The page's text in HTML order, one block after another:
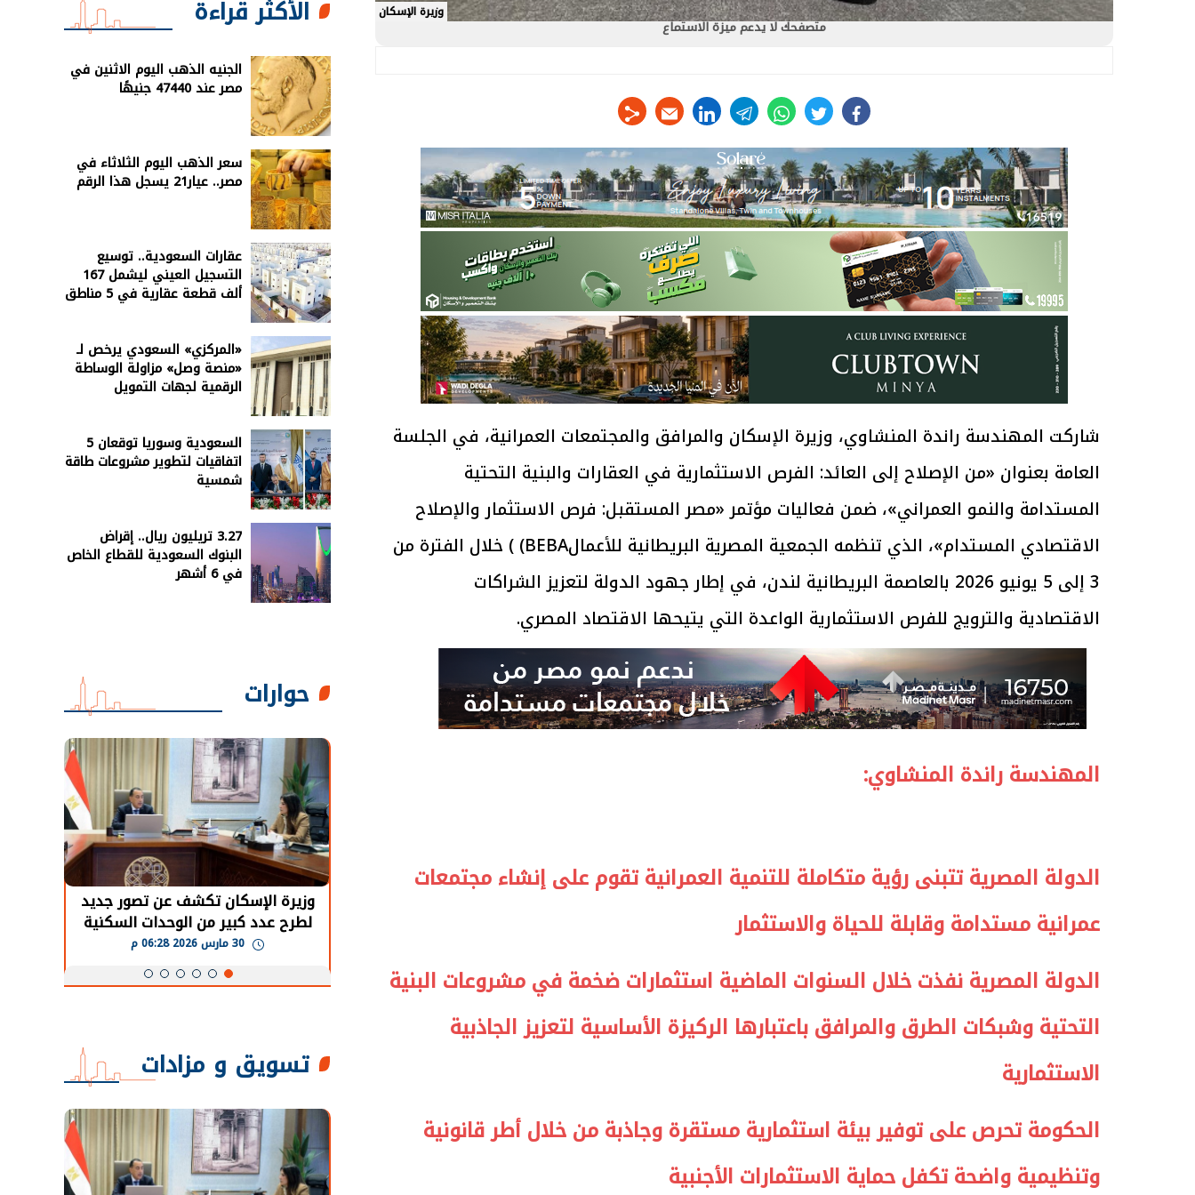
وزيرة الإسكان
متصفحك لا يدعم ميزة الاستماع
facebook
twitter
whats
telegram
linkedin
شاركت المهندسة راندة المنشاوي، وزيرة الإسكان والمرافق والمجتمعات العمرانية، في الجلسة
العامة بعنوان «من الإصلاح إلى العائد: الفرص الاستثمارية في العقارات والبنية التحتية
المستدامة والنمو العمراني»، ضمن فعاليات مؤتمر «مصر المستقبل: فرص الاستثمار والإصلاح
الاقتصادي المستدام»، الذي تنظمه الجمعية المصرية البريطانية للأعمالBEBA) ) خلال الفترة من
3 إلى 5 يونيو 2026 بالعاصمة البريطانية لندن، في إطار جهود الدولة لتعزيز الشراكات
الاقتصادية والترويج للفرص الاستثمارية الواعدة التي يتيحها الاقتصاد المصري.
المهندسة راندة المنشاوي:
الدولة المصرية تتبنى رؤية متكاملة للتنمية العمرانية تقوم على إنشاء مجتمعات
عمرانية مستدامة وقابلة للحياة والاستثمار
الدولة المصرية نفذت خلال السنوات الماضية استثمارات ضخمة في مشروعات البنية
التحتية وشبكات الطرق والمرافق باعتبارها الركيزة الأساسية لتعزيز الجاذبية
الاستثمارية
الحكومة تحرص على توفير بيئة استثمارية مستقرة وجاذبة من خلال أطر قانونية
وتنظيمية واضحة تكفل حماية الاستثمارات الأجنبية
الأكثر قراءة
الجنيه الذهب اليوم الاثنين في
مصر عند 47440 جنيهًا
سعر الذهب اليوم الثلاثاء في
مصر.. عيار21 يسجل هذا الرقم
عقارات السعودية.. توسيع
التسجيل العيني ليشمل 167
ألف قطعة عقارية في 5 مناطق
«المركزي» السعودي يرخص لـ
«منصة وصل» مزاولة الوساطة
الرقمية لجهات التمويل
السعودية وسوريا توقعان 5
اتفاقيات لتطوير مشروعات طاقة
شمسية
3.27 تريليون ريال.. إقراض
البنوك السعودية للقطاع الخاص
في 6 أشهر
حوارات
الاقتصاد العالمي وأسعار الوقود حال
استمرار الأزمة في الشرق الأوسط
بتنفيذ التوجيهات الرئاسية بطرح وحدات
سكنية بالإيجار للمواطنين
وزيرة الإسكان تكشف عن تصور جديد
لطرح عدد كبير من الوحدات السكنية
بنظام الإيجار
تسويق و مزادات